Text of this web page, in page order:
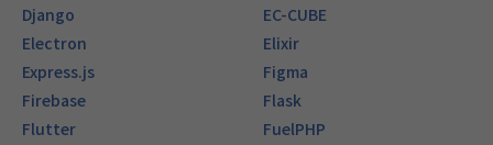
Django
EC-CUBE
Electron
Elixir
Express.js
Figma
Firebase
Flask
Flutter
FuelPHP